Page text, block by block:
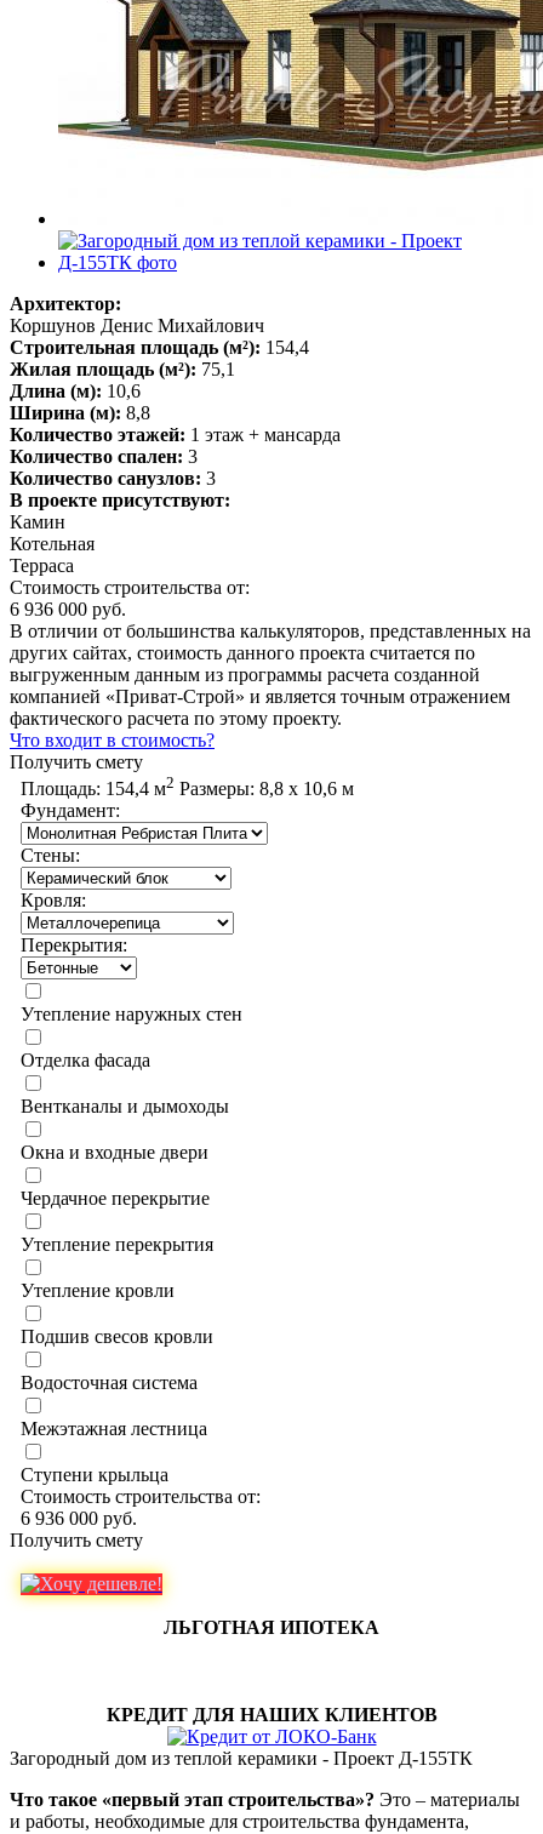
Архитектор:
Коршунов Денис Михайлович
Строительная площадь (м²): 154,4
Жилая площадь (м²): 75,1
Длина (м): 10,6
Ширина (м): 8,8
Количество этажей: 1 этаж + мансарда
Количество спален: 3
Количество санузлов: 3
В проекте присутствуют:
Камин
Котельная
Терраса
Стоимость строительства от:
6 936 000 руб.
В отличии от большинства калькуляторов, представленных на
других сайтах, стоимость данного проекта считается по
выгруженным данным из программы расчета созданной
компанией «Приват-Строй» и является точным отражением
фактического расчета по этому проекту.
Что входит в стоимость?
Получить смету
Площадь: 154,4 м2 Размеры: 8,8 х 10,6 м
Фундамент:
Стены:
Кровля:
Перекрытия:
Утепление наружных стен
Отделка фасада
Вентканалы и дымоходы
Окна и входные двери
Чердачное перекрытие
Утепление перекрытия
Утепление кровли
Подшив свесов кровли
Водосточная система
Межэтажная лестница
Ступени крыльца
Стоимость строительства от:
6 936 000 руб.
Получить смету
ЛЬГОТНАЯ ИПОТЕКА
КРЕДИТ ДЛЯ НАШИХ КЛИЕНТОВ
Загородный дом из теплой керамики - Проект Д-155ТК
Что такое «первый этап строительства»? Это – материалы
и работы, необходимые для строительства фундамента,